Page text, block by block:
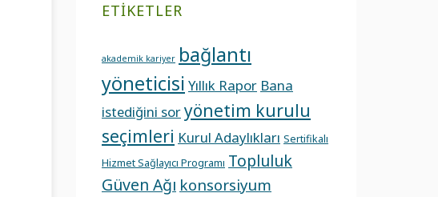
ETIKETLER
akademik kariyer bağlantı
yöneticisi Yıllık Rapor Bana
istediğini soryönetim kurulu
seçimleri Kurul Adaylıkları Sertifikalı
Hizmet Sağlayıcı Programı Topluluk
Güven Ağı konsorsiyum